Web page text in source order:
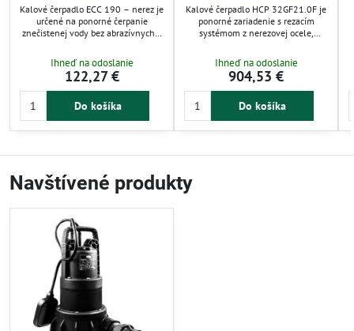
Kalové čerpadlo ECC 190 – nerez je
určené na ponorné čerpanie
znečistenej vody bez abrazívnych a
znižuje riziko upchávok. Vhodné pre
drenáž, odvodnenie a závlahu v
rodinných záhradách a
domácnostiach. Odolné nerezové
Ihneď na odoslanie
122,27 €
Do košíka
Kalové čerpadlo HCP 32GF21.0F je
ponorné zariadenie s rezacím
systémom z nerezovej ocele,
zaručuje dlhú životnosť. Použiteľné
v domácnostiach, školách či
nemocniciach aj pre tlakové
kanalizácie. Dodávané s 10 m
Ihneď na odoslanie
904,53 €
Do košíka
Navštívené produkty